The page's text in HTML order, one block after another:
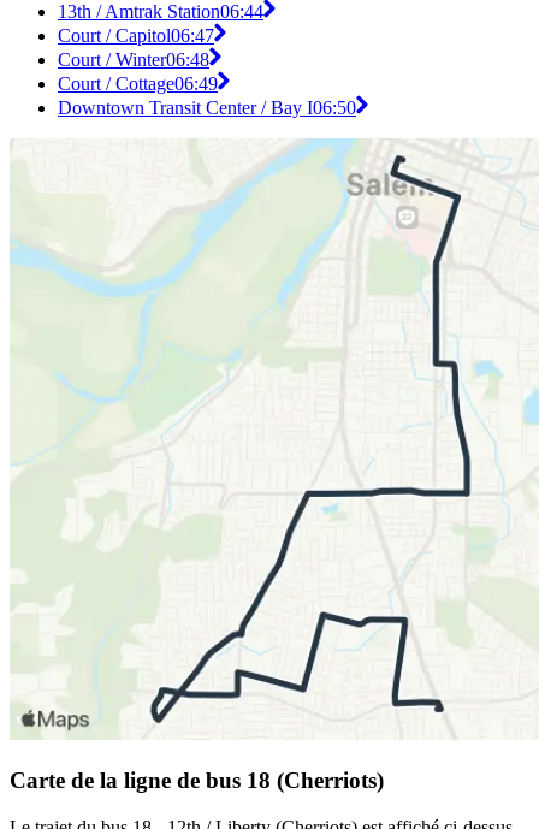
13th / Amtrak Station06:44
Court / Capitol06:47
Court / Winter06:48
Court / Cottage06:49
Downtown Transit Center / Bay I06:50
Carte de la ligne de bus 18 (Cherriots)